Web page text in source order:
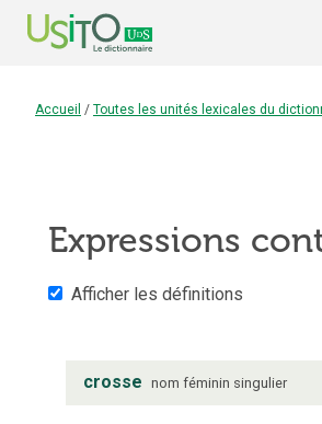
Accueil / Toutes les unités lexicales du
Expressions
Afficher les définitions
crosse nom féminin singulier